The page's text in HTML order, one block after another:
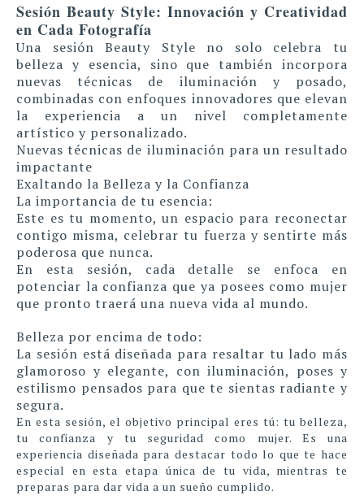
Sesión Beauty Style: Innovación y Creatividad
en Cada Fotografía
Una sesión Beauty Style no solo celebra tu
belleza y esencia, sino que también incorpora
nuevas técnicas de iluminación y posado,
combinadas con enfoques innovadores que elevan
la experiencia a un nivel completamente
artístico y personalizado.
Nuevas técnicas de iluminación para un resultado
impactante
Exaltando la Belleza y la Confianza
La importancia de tu esencia:
Este es tu momento, un espacio para reconectar
contigo misma, celebrar tu fuerza y sentirte más
poderosa que nunca.
En esta sesión, cada detalle se enfoca en
potenciar la confianza que ya posees como mujer
que pronto traerá una nueva vida al mundo.
Belleza por encima de todo:
La sesión está diseñada para resaltar tu lado más
glamoroso y elegante, con iluminación, poses y
estilismo pensados para que te sientas radiante y
segura.
En esta sesión, el objetivo principal eres tú: tu belleza,
tu confianza y tu seguridad como mujer. Es una
experiencia diseñada para destacar todo lo que te hace
especial en esta etapa única de tu vida, mientras te
preparas para dar vida a un sueño cumplido.